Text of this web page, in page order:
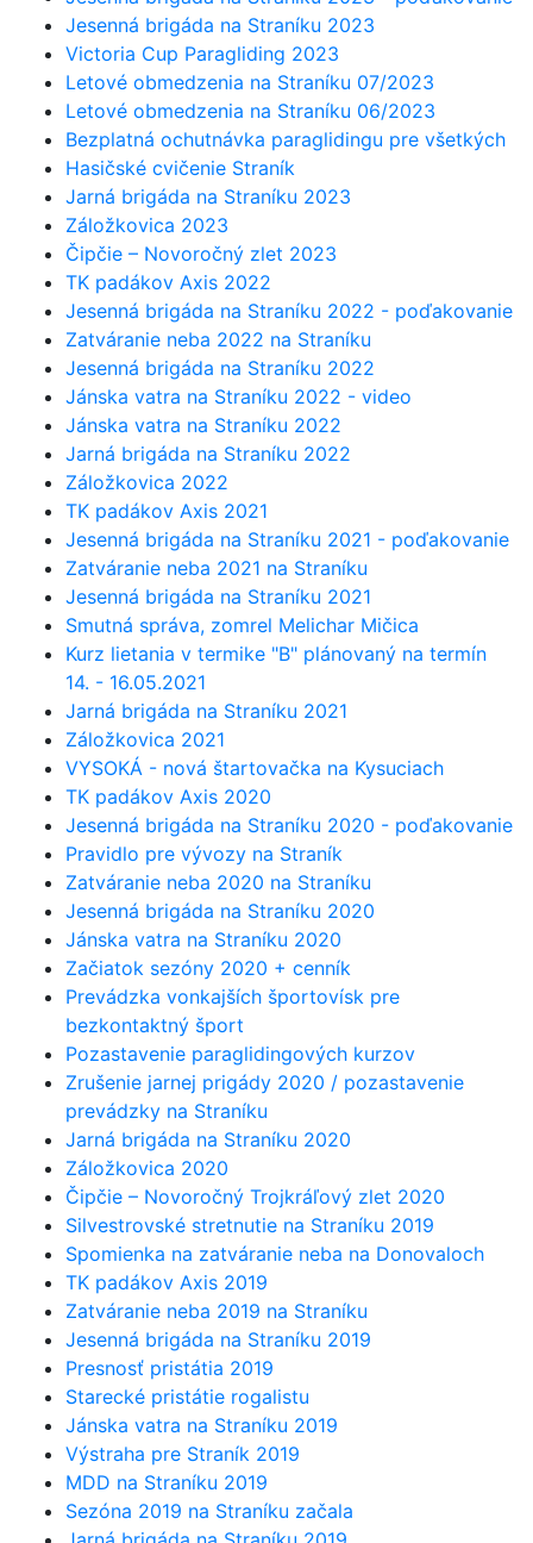
Jesenná brigáda na Straníku 2023
Victoria Cup Paragliding 2023
Letové obmedzenia na Straníku 07/2023
Letové obmedzenia na Straníku 06/2023
Bezplatná ochutnávka paraglidingu pre všetkých
Hasičské cvičenie Straník
Jarná brigáda na Straníku 2023
Záložkovica 2023
Čipčie – Novoročný zlet 2023
TK padákov Axis 2022
Jesenná brigáda na Straníku 2022 - poďakovanie
Zatváranie neba 2022 na Straníku
Jesenná brigáda na Straníku 2022
Jánska vatra na Straníku 2022 - video
Jánska vatra na Straníku 2022
Jarná brigáda na Straníku 2022
Záložkovica 2022
TK padákov Axis 2021
Jesenná brigáda na Straníku 2021 - poďakovanie
Zatváranie neba 2021 na Straníku
Jesenná brigáda na Straníku 2021
Smutná správa, zomrel Melichar Mičica
Kurz lietania v termike "B" plánovaný na termín
14. - 16.05.2021
Jarná brigáda na Straníku 2021
Záložkovica 2021
VYSOKÁ - nová štartovačka na Kysuciach
TK padákov Axis 2020
Jesenná brigáda na Straníku 2020 - poďakovanie
Pravidlo pre vývozy na Straník
Zatváranie neba 2020 na Straníku
Jesenná brigáda na Straníku 2020
Jánska vatra na Straníku 2020
Začiatok sezóny 2020 + cenník
Prevádzka vonkajších športovísk pre
bezkontaktný šport
Pozastavenie paraglidingových kurzov
Zrušenie jarnej prigády 2020 / pozastavenie
prevádzky na Straníku
Jarná brigáda na Straníku 2020
Záložkovica 2020
Čipčie – Novoročný Trojkráľový zlet 2020
Silvestrovské stretnutie na Straníku 2019
Spomienka na zatváranie neba na Donovaloch
TK padákov Axis 2019
Zatváranie neba 2019 na Straníku
Jesenná brigáda na Straníku 2019
Presnosť pristátia 2019
Starecké pristátie rogalistu
Jánska vatra na Straníku 2019
Výstraha pre Straník 2019
MDD na Straníku 2019
Sezóna 2019 na Straníku začala